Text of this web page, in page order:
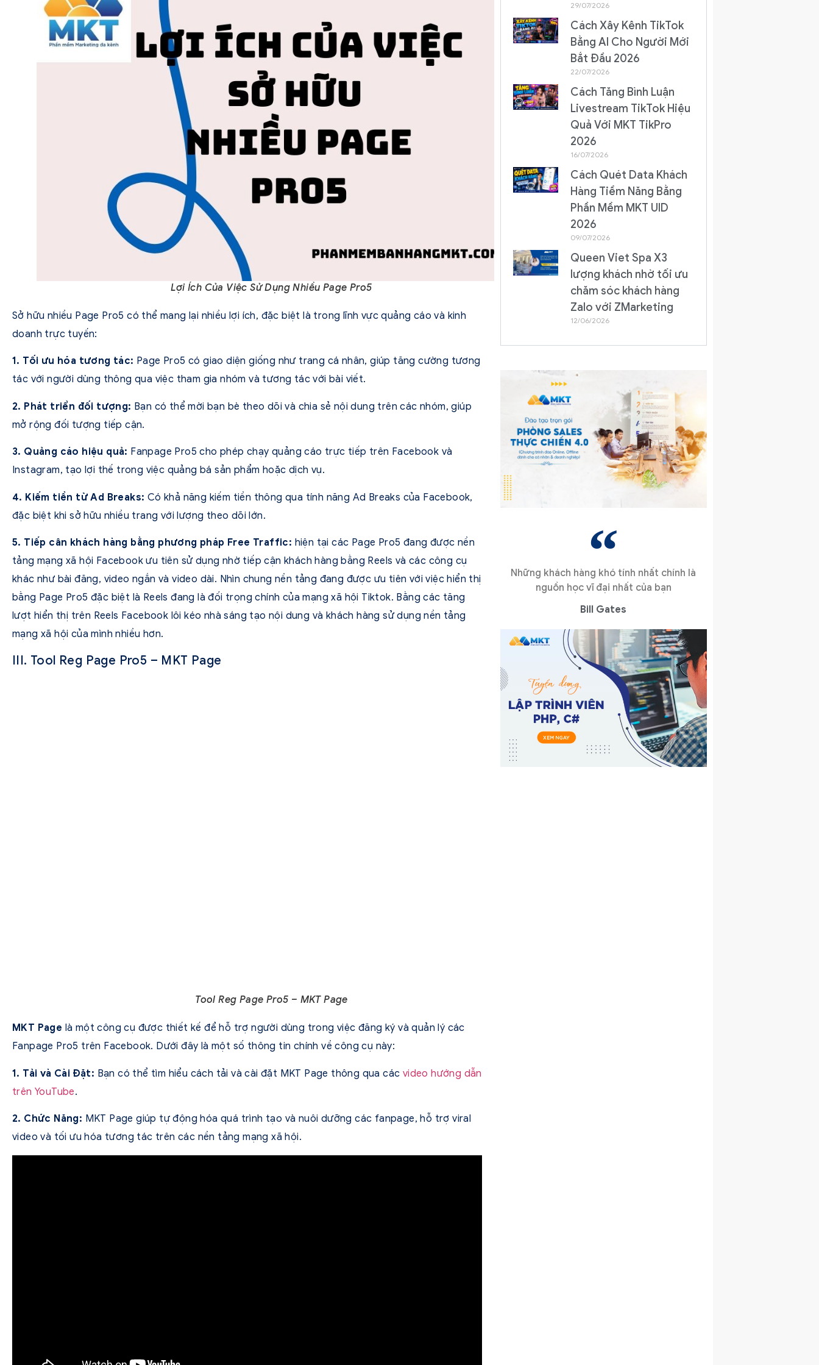
Lợi Ích Của Việc Sử Dụng Nhiều Page Pro5
Sở hữu nhiều Page Pro5 có thể mang lại nhiều lợi ích, đặc biệt là trong lĩnh vực quảng cáo và kinh
doanh trực tuyến:
1. Tối ưu hóa tương tác: Page Pro5 có giao diện giống như trang cá nhân, giúp tăng cường tương
tác với người dùng thông qua việc tham gia nhóm và tương tác với bài viết.
2. Phát triển đối tượng: Bạn có thể mời bạn bè theo dõi và chia sẻ nội dung trên các nhóm, giúp
mở rộng đối tượng tiếp cận.
3. Quảng cáo hiệu quả: Fanpage Pro5 cho phép chạy quảng cáo trực tiếp trên Facebook và
Instagram, tạo lợi thế trong việc quảng bá sản phẩm hoặc dịch vụ.
4. Kiếm tiền từ Ad Breaks: Có khả năng kiếm tiền thông qua tính năng Ad Breaks của Facebook,
đặc biệt khi sở hữu nhiều trang với lượng theo dõi lớn.
5. Tiếp cân khách hàng bằng phương pháp Free Traffic: hiện tại các Page Pro5 đang được nền
tảng mạng xã hội Facebook ưu tiên sử dụng nhờ tiếp cận khách hàng bằng Reels và các công cụ
khác như bài đăng, video ngắn và video dài. Nhìn chung nền tảng đang được ưu tiên với việc hiển thị
bằng Page Pro5 đặc biệt là Reels đang là đối trọng chính của mạng xã hội Tiktok. Bằng các tăng
lượt hiển thị trên Reels Facebook lôi kéo nhà sáng tạo nội dung và khách hàng sử dụng nền tảng
mạng xã hội của mình nhiều hơn.
III. Tool Reg Page Pro5 – MKT Page
Tool Reg Page Pro5 – MKT Page
MKT Page là một công cụ được thiết kế để hỗ trợ người dùng trong việc đăng ký và quản lý các
Fanpage Pro5 trên Facebook. Dưới đây là một số thông tin chính về công cụ này:
1. Tải và Cài Đặt: Bạn có thể tìm hiểu cách tải và cài đặt MKT Page thông qua các video hướng dẫn
trên YouTube.
2. Chức Năng: MKT Page giúp tự động hóa quá trình tạo và nuôi dưỡng các fanpage, hỗ trợ viral
video và tối ưu hóa tương tác trên các nền tảng mạng xã hội.
29/07/2026
Cách Xây Kênh TikTok
Bằng AI Cho Người Mới
Bắt Đầu 2026
22/07/2026
Cách Tăng Bình Luận
Livestream TikTok Hiệu
Quả Với MKT TikPro
2026
16/07/2026
Cách Quét Data Khách
Hàng Tiềm Năng Bằng
Phần Mềm MKT UID
2026
09/07/2026
Queen Viet Spa X3
lượng khách nhờ tối ưu
chăm sóc khách hàng
Zalo với ZMarketing
12/06/2026
Những khách hàng khó tính nhất chính là
nguồn học vĩ đại nhất của bạn
Bill Gates